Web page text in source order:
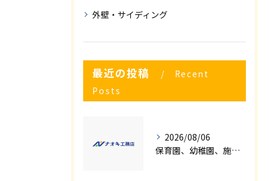
外壁・サイディング
最近の投稿
Recent
Posts
2026/08/06
保育園、幼稚園、施設様！！内装リフォームでお悩み事はございませんか？